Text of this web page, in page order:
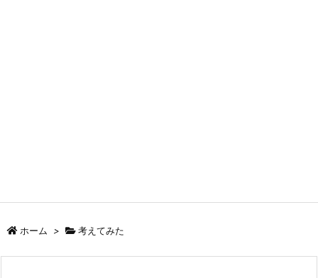
ホーム > 考えてみた